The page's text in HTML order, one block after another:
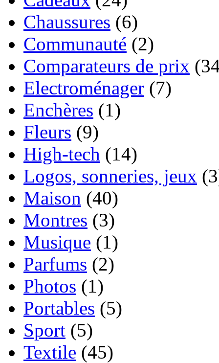
Chaussures (6)
Communauté (2)
Comparateurs de prix
Electroménager (7)
Enchères (1)
Fleurs (9)
High-tech (14)
Logos, sonneries, jeux
Maison (40)
Montres (3)
Musique (1)
Parfums (2)
Photos (1)
Portables (5)
Sport (5)
Textile (45)